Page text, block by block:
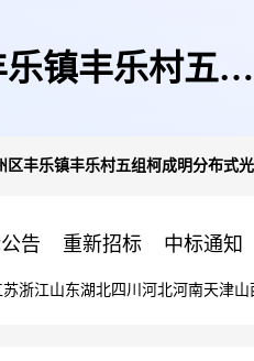
镇丰乐村五组
区丰乐镇丰乐村五组柯成明分布式
告 重新招标 中标通知
苏浙江山东湖北四川 河北河南天津山